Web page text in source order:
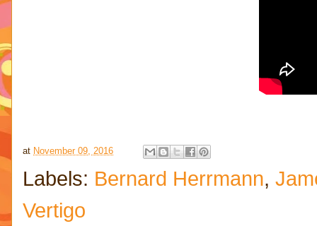
at November 09, 2016
Labels: Bernard Herrmann,
Vertigo